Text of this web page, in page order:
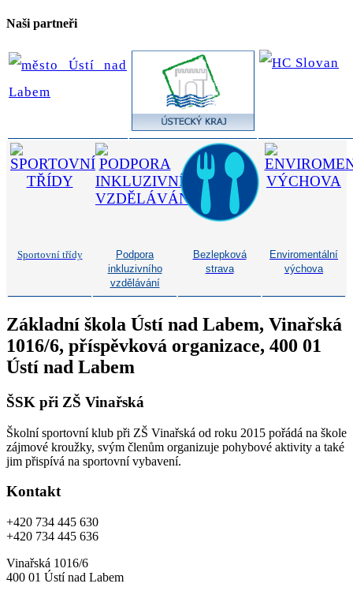
Naši partneři
Sportovní třídy
Podpora
inkluzivního
vzdělávání
Bezlepková
strava
Enviromentální
výchova
Základní škola Ústí nad Labem, Vinařská
1016/6, příspěvková organizace, 400 01
Ústí nad Labem
ŠSK při ZŠ Vinařská
Školní sportovní klub při ZŠ Vinařská od roku 2015 pořádá na škole
zájmové kroužky, svým členům organizuje pohybové aktivity a také
jim přispívá na sportovní vybavení.
Kontakt
+420 734 445 630
+420 734 445 636
Vinařská 1016/6
400 01 Ústí nad Labem